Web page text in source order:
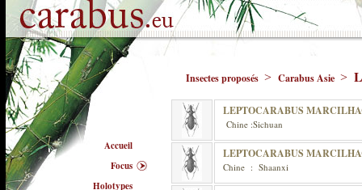
Accueil
Focus
Holotypes
Insectes proposés > Carabus Asie >
LEPTOCARABUS
Chine :Sichuan
LEPTOCARABUS
Chine : Shaanxi